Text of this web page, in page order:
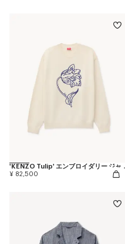
'KENZO Tulip' エ
¥ 82,500